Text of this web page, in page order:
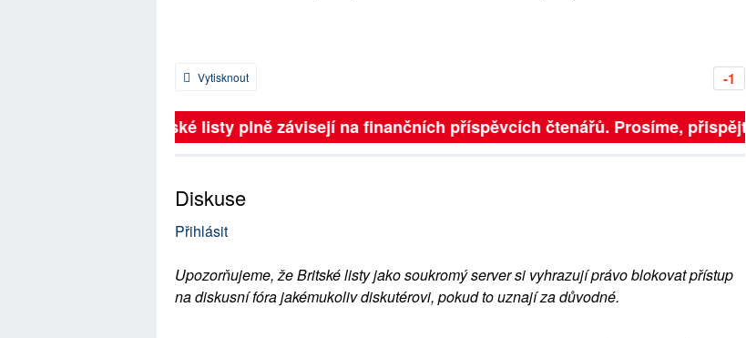
-1
Vytisknout
Britské listy plně závisejí na finančních příspěvcích čtenářů. Prosíme, přispějte. ➥
Diskuse
Přihlásit
Upozorňujeme, že Britské listy jako soukromý server si vyhrazují právo blokovat přístup
na diskusní fóra jakémukoliv diskutérovi, pokud to uznají za důvodné.